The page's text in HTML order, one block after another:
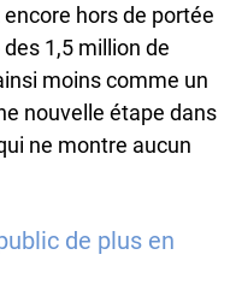
hors de portée
1,5 million de
moins comme un
nouvelle étape dans
ne montre aucun
de plus en